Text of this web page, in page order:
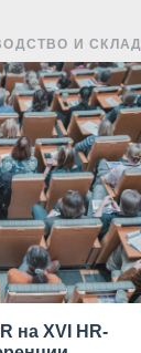
И
на XVI HR-